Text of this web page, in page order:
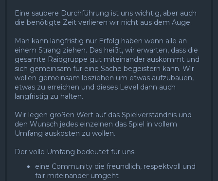
Eine saubere Durchführung ist uns wichtig, aber auch
die benötigte Zeit verlieren wir nicht aus dem Auge.
Man kann langfristig nur Erfolg haben wenn alle an
einem Strang ziehen. Das heißt, wir erwarten, dass die
gesamte Raidgruppe gut miteinander auskommt und
sich gemeinsam für eine Sache begeistern kann. Wir
wollen gemeinsam losziehen um etwas aufzubauen,
etwas zu erreichen und dieses Level dann auch
langfristig zu halten.
Wir legen großen Wert auf das Spielverständnis und
den Wunsch jedes einzelnen das Spiel in vollem
Umfang auskosten zu wollen.
Der volle Umfang bedeutet für uns:
eine Community die freundlich, respektvoll und
fair miteinander umgeht